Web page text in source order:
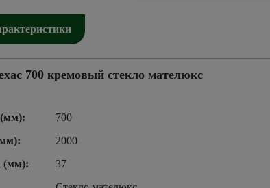
700 кремовый стекло мателюкс
700
2000
(мм):
37